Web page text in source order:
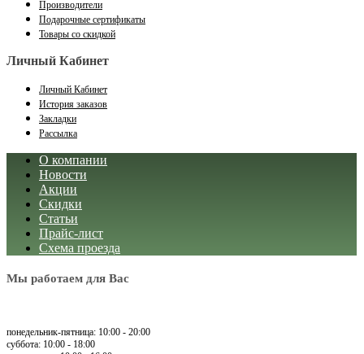
Производители
Подарочные сертификаты
Товары со скидкой
Личный Кабинет
Личный Кабинет
История заказов
Закладки
Рассылка
О компании
Новости
Акции
Скидки
Статьи
Прайс-лист
Схема проезда
Мы работаем для Вас
понедельник-пятница: 10:00 - 20:00
суббота: 10:00 - 18:00